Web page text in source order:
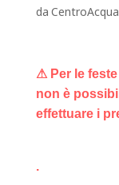
daCentroAcqua
⚠ Per le
non è
effettuare i
.